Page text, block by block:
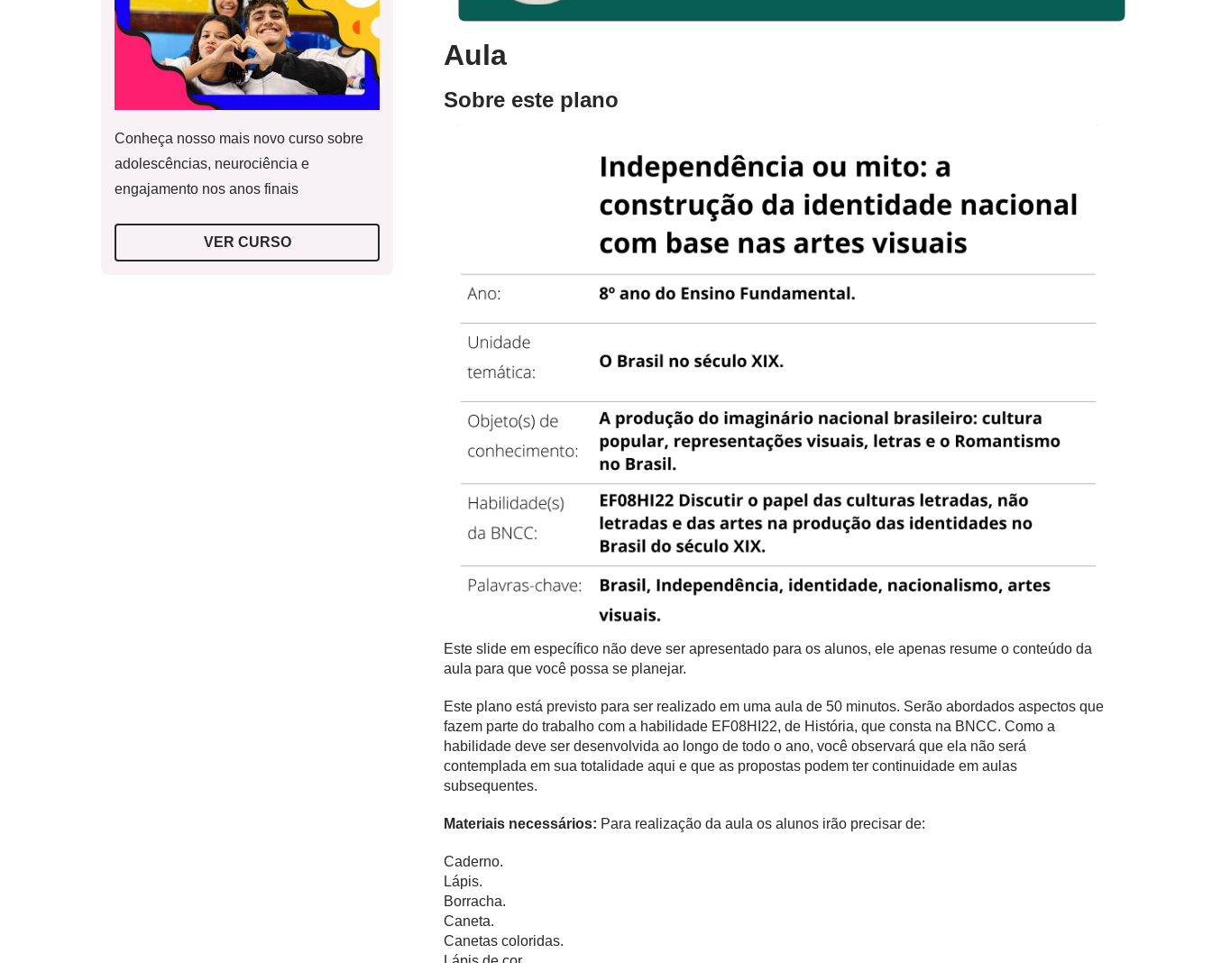
Conheça nosso mais novo curso sobre
adolescências, neurociência e
engajamento nos anos finais
VER CURSO
Aula
Sobre este plano
Este slide em específico não deve ser apresentado para os alunos, ele apenas resume o conteúdo da
aula para que você possa se planejar.
Este plano está previsto para ser realizado em uma aula de 50 minutos. Serão abordados aspectos que
fazem parte do trabalho com a habilidade EF08HI22, de História, que consta na BNCC. Como a
habilidade deve ser desenvolvida ao longo de todo o ano, você observará que ela não será
contemplada em sua totalidade aqui e que as propostas podem ter continuidade em aulas
subsequentes.
Materiais necessários: Para realização da aula os alunos irão precisar de:
Caderno.
Lápis.
Borracha.
Caneta.
Canetas coloridas.